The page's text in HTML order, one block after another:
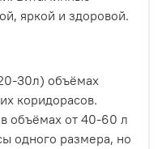
яркой и здоровой.
30л) объёмах
коридорасов.
объёмах от 40-60 л
одного размера, но